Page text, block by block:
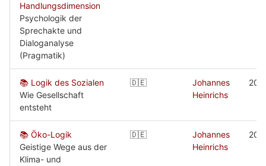
Handlungsdimension
Psychologik der
Sprechakte und
Dialoganalyse
(Pragmatik)
📚 Logik des Sozialen
Wie Gesellschaft
entsteht
🇩🇪
Johannes
Heinrichs
📚 Öko-Logik
Geistige Wege aus der
Klima- und
🇩🇪
Johannes
Heinrichs